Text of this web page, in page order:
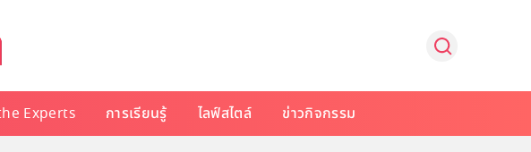
Experts การเรียนรู้ ไลฟ์สไตล์ ข่าวกิจกรรม